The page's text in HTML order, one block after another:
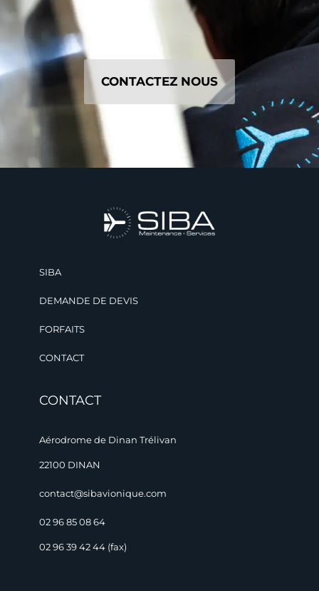
CONTACTEZ NOUS
SIBA
DEMANDE DE DEVIS
FORFAITS
CONTACT
CONTACT
Aérodrome de Dinan Trélivan
22100 DINAN
contact@sibavionique.com
02 96 85 08 64
02 96 39 42 44 (fax)